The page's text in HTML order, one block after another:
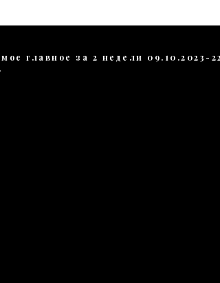
главное за 2 недели 09.10.2023-